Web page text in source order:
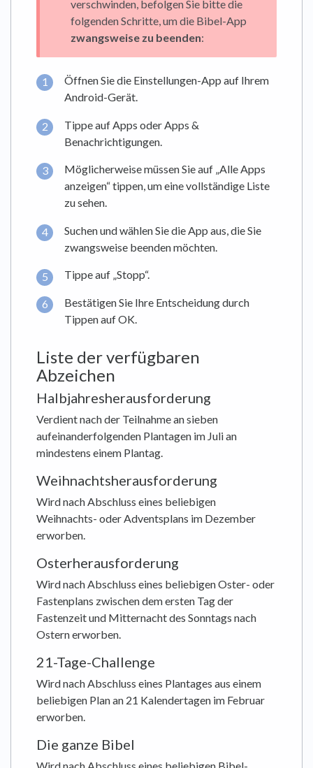
verschwinden, befolgen Sie bitte die
folgenden Schritte, um die Bibel-App
zwangsweise zu beenden:
Öffnen Sie die Einstellungen-App auf Ihrem
Android-Gerät.
Tippe auf Apps oder Apps &
Benachrichtigungen.
Möglicherweise müssen Sie auf „Alle Apps
anzeigen“ tippen, um eine vollständige Liste
zu sehen.
Suchen und wählen Sie die App aus, die Sie
zwangsweise beenden möchten.
Tippe auf „Stopp“.
Bestätigen Sie Ihre Entscheidung durch
Tippen auf OK.
Liste der verfügbaren
Abzeichen
Halbjahresherausforderung
Verdient nach der Teilnahme an sieben
aufeinanderfolgenden Plantagen im Juli an
mindestens einem Plantag.
Weihnachtsherausforderung
Wird nach Abschluss eines beliebigen
Weihnachts- oder Adventsplans im Dezember
erworben.
Osterherausforderung
Wird nach Abschluss eines beliebigen Oster- oder
Fastenplans zwischen dem ersten Tag der
Fastenzeit und Mitternacht des Sonntags nach
Ostern erworben.
21-Tage-Challenge
Wird nach Abschluss eines Plantages aus einem
beliebigen Plan an 21 Kalendertagen im Februar
erworben.
Die ganze Bibel